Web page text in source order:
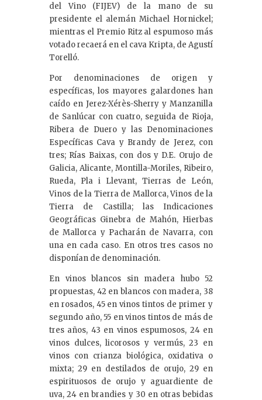
del Vino (FIJEV) de la mano de su
presidente el alemán Michael Hornickel;
mientras el Premio Ritz al espumoso más
votado recaerá en el cava Kripta, de Agustí
Torelló.
Por denominaciones de origen y
específicas, los mayores galardones han
caído en Jerez-Xérès-Sherry y Manzanilla
de Sanlúcar con cuatro, seguida de Rioja,
Ribera de Duero y las Denominaciones
Específicas Cava y Brandy de Jerez, con
tres; Rías Baixas, con dos y D.E. Orujo de
Galicia, Alicante, Montilla-Moriles, Ribeiro,
Rueda, Pla i Llevant, Tierras de León,
Vinos de la Tierra de Mallorca, Vinos de la
Tierra de Castilla; las Indicaciones
Geográficas Ginebra de Mahón, Hierbas
de Mallorca y Pacharán de Navarra, con
una en cada caso. En otros tres casos no
disponían de denominación.
En vinos blancos sin madera hubo 52
propuestas, 42 en blancos con madera, 38
en rosados, 45 en vinos tintos de primer y
segundo año, 55 en vinos tintos de más de
tres años, 43 en vinos espumosos, 24 en
vinos dulces, licorosos y vermús, 23 en
vinos con crianza biológica, oxidativa o
mixta; 29 en destilados de orujo, 29 en
espirituosos de orujo y aguardiente de
uva, 24 en brandies y 30 en otras bebidas